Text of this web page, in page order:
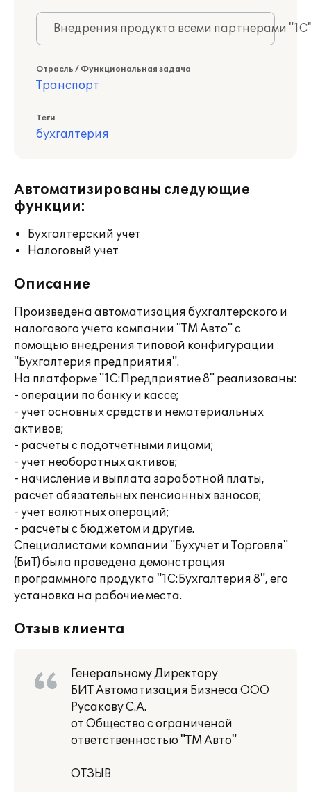
Внедрения продукта всеми партнерами
Отрасль / Функциональная задача
Транспорт
Теги
бухгалтерия
Автоматизированы следующие
функции:
Бухгалтерский учет
Налоговый учет
Описание
Произведена автоматизация бухгалтерского и
налогового учета компании "ТМ Авто" с
помощью внедрения типовой конфигурации
"Бухгалтерия предприятия".
На платформе "1С:Предприятие 8" реализованы:
- операции по банку и кассе;
- учет основных средств и нематериальных
активов;
- расчеты с подотчетными лицами;
- учет необоротных активов;
- начисление и выплата заработной платы,
расчет обязательных пенсионных взносов;
- учет валютных операций;
- расчеты с бюджетом и другие.
Специалистами компании "Бухучет и Торговля"
(БиТ) была проведена демонстрация
программного продукта "1С:Бухгалтерия 8", его
установка на рабочие места.
Отзыв клиента
Генеральному Директору
БИТ Автоматизация Бизнеса ООО
Русакову С.А.
от Общество с ограниченой
ответственностью "ТМ Авто"
ОТЗЫВ